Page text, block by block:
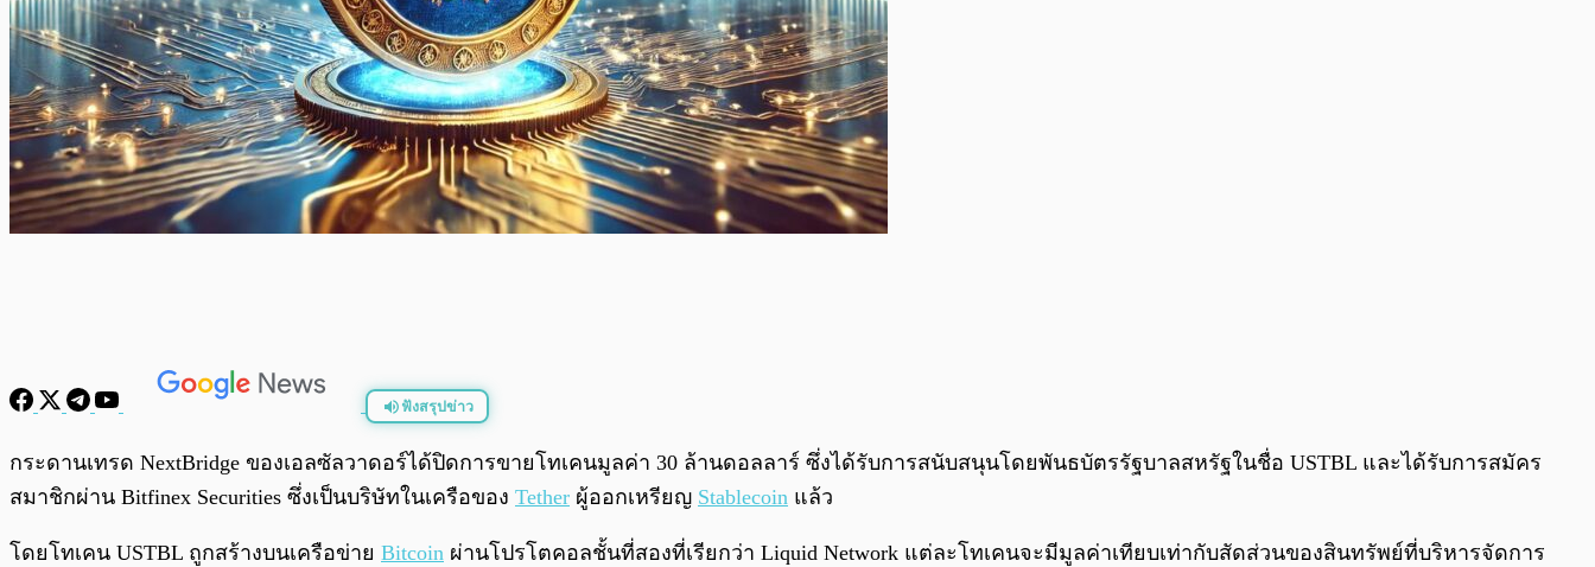
ฟังสรุปข่าว
0:00
กระดานเทรด NextBridge ของเอลซัลวาดอร์ได้ปิดการขายโทเคนมูลค่า 30 ล้านดอลลาร์ ซึ่งได้รับการสนับสนุนโดยพันธบัตรรัฐบาลสหรัฐในชื่อ USTBL และได้รับการสมัคร
สมาชิกผ่าน Bitfinex Securities ซึ่งเป็นบริษัทในเครือของ Tether ผู้ออกเหรียญ Stablecoin แล้ว
โดยโทเคน USTBL ถูกสร้างบนเครือข่าย Bitcoin ผ่านโปรโตคอลชั้นที่สองที่เรียกว่า Liquid Network แต่ละโทเคนจะมีมูลค่าเทียบเท่ากับสัดส่วนของสินทรัพย์ที่บริหารจัดการ